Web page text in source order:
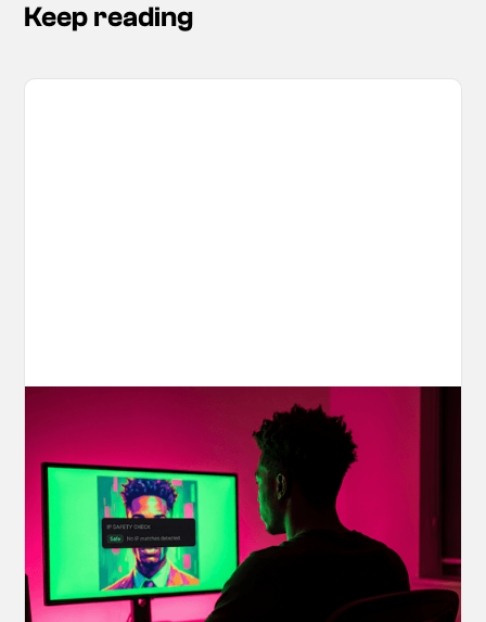
Keep reading
Your AI Creations, Protected: How
OpenArt's IP Safety Check Keeps
Creators Safe
You made something you love, but is it safe to
share? OpenArt's IP Safety Check, powered
by CopySight, lets you scan your creations for
potential IP issues before they leave your
hands.
April 2, 2026